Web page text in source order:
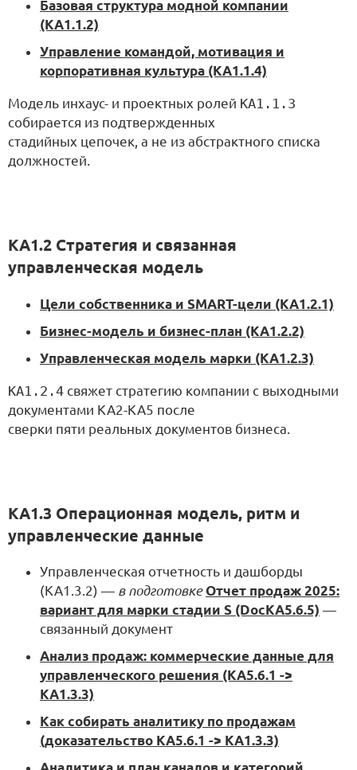
Базовая структура модной компании
(KA1.1.2)
Управление командой, мотивация и
корпоративная культура (KA1.1.4)
Модель инхаус- и проектных ролей KA1.1.3
собирается из подтвержденных
стадийных цепочек, а не из абстрактного списка
должностей.
KA1.2 Стратегия и связанная
управленческая модель
Цели собственника и SMART-цели (KA1.2.1)
Бизнес-модель и бизнес-план (KA1.2.2)
Управленческая модель марки (KA1.2.3)
KA1.2.4 свяжет стратегию компании с выходными
документами KA2-KA5 после
сверки пяти реальных документов бизнеса.
KA1.3 Операционная модель, ритм и
управленческие данные
Управленческая отчетность и дашборды
(KA1.3.2) — в подготовке Отчет продаж 2025:
вариант для марки стадии S (DocKA5.6.5) —
связанный документ
Анализ продаж: коммерческие данные для
управленческого решения (KA5.6.1 ->
KA1.3.3)
Как собирать аналитику по продажам
(доказательство KA5.6.1 -> KA1.3.3)